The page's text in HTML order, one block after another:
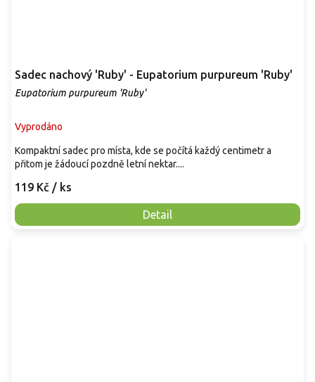
Sadec nachový 'Ruby' - Eupatorium purpureum 'Ruby'
Eupatorium purpureum 'Ruby'
Vyprodáno
119 Kč / ks
Detail
Kompaktní sadec pro místa, kde se počítá každý centimetr a
přitom je žádoucí pozdně letní nektar....